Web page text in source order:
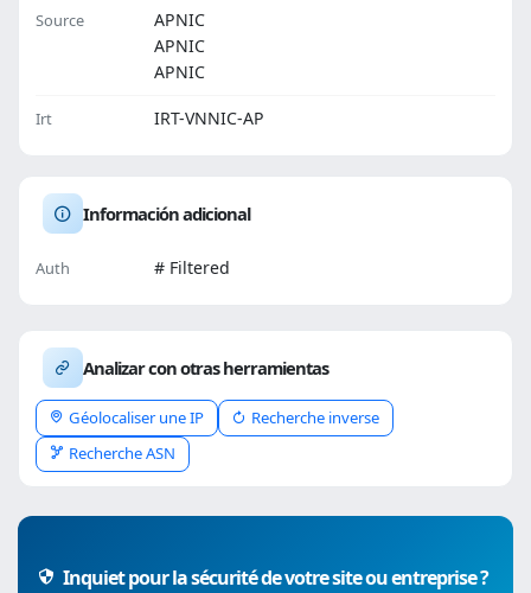
Source
APNIC
APNIC
APNIC
Irt IRT-VNNIC-AP
Información adicional
Auth # Filtered
Analizar con otras herramientas
Géolocaliser une IP
Recherche inverse
Recherche ASN
Inquiet pour la sécurité de votre site ou entreprise ?